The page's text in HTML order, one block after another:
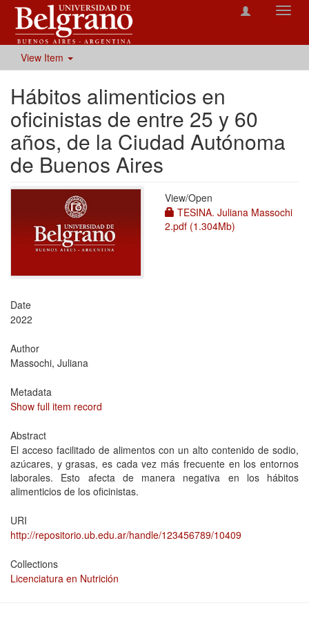
View Item
Hábitos alimenticios en
oficinistas de entre 25 y 60
años, de la Ciudad Autónoma
de Buenos Aires
View/Open
TESINA. Juliana Massochi
2.pdf (1.304Mb)
Date
2022
Author
Massochi, Juliana
Metadata
Show full item record
Abstract
El acceso facilitado de alimentos con un alto contenido de sodio,
azúcares, y grasas, es cada vez más frecuente en los entornos
laborales. Esto afecta de manera negativa en los hábitos
alimenticios de los oficinistas.
URI
http://repositorio.ub.edu.ar/handle/123456789/10409
Collections
Licenciatura en Nutrición